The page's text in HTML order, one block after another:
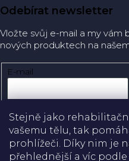
Stejně jako
vašemu tělu, tak
prohlížeči. Díky nim je
přehlednější a víc
Odebírat newsletter
Vložte svůj e-mail a my vám
nových produktech na
E-mail
Přihlásit se